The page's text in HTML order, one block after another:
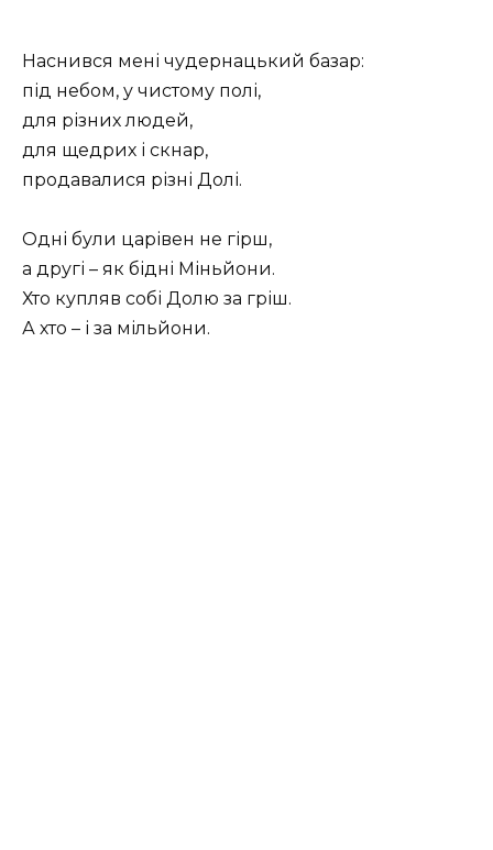
Наснився мені чудернацький базар:
під небом, у чистому полі,
для різних людей,
для щедрих і скнар,
продавалися різні Долі.
Одні були царівен не гірш,
а другі – як бідні Міньйони.
Хто купляв собі Долю за гріш.
А хто – і за мільйони.